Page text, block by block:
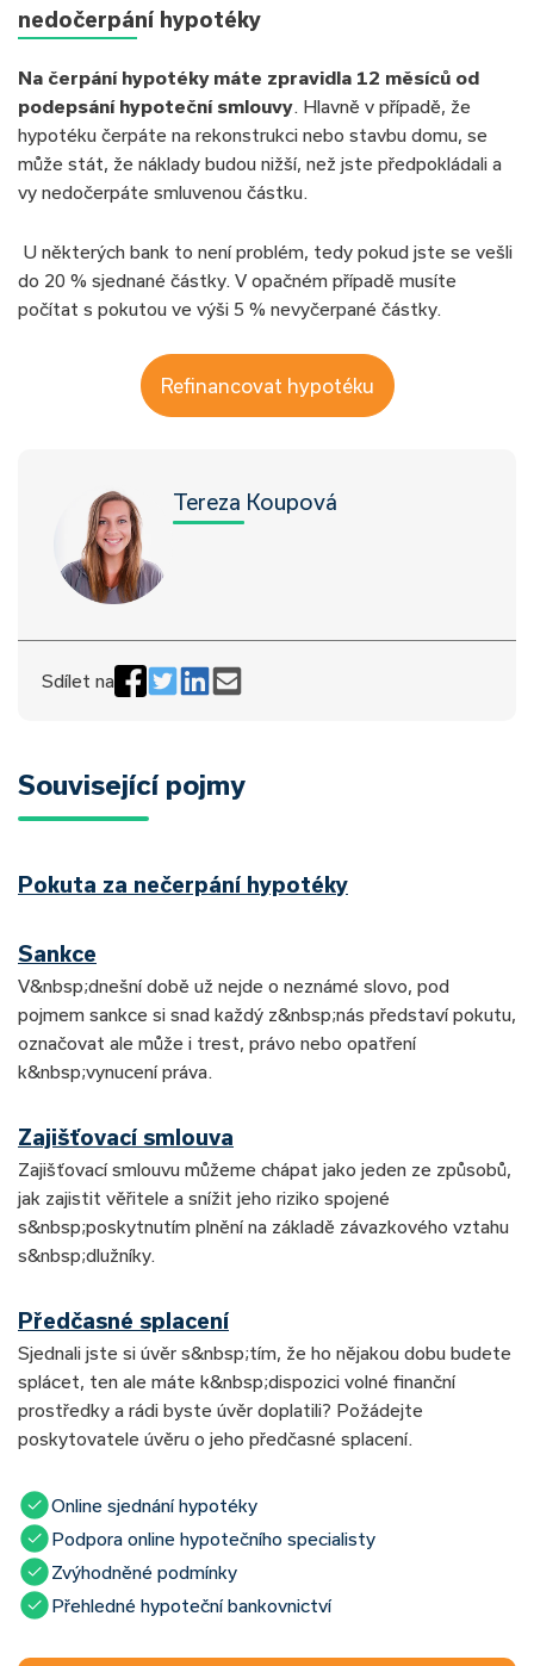
nedočerpání hypotéky
Na čerpání hypotéky máte zpravidla 12 měsíců od
podepsání hypoteční smlouvy. Hlavně v případě, že
hypotéku čerpáte na rekonstrukci nebo stavbu domu, se
může stát, že náklady budou nižší, než jste předpokládali a
vy nedočerpáte smluvenou částku.
U některých bank to není problém, tedy pokud jste se vešli
do 20 % sjednané částky. V opačném případě musíte
počítat s pokutou ve výši 5 % nevyčerpané částky.
Refinancovat hypotéku
Tereza Koupová
Sdílet na
Související pojmy
Pokuta za nečerpání hypotéky
Sankce
V&nbsp;dnešní době už nejde o neznámé slovo, pod
pojmem sankce si snad každý z&nbsp;nás představí pokutu,
označovat ale může i trest, právo nebo opatření
k&nbsp;vynucení práva.
Zajišťovací smlouva
Zajišťovací smlouvu můžeme chápat jako jeden ze způsobů,
jak zajistit věřitele a snížit jeho riziko spojené
s&nbsp;poskytnutím plnění na základě závazkového vztahu
s&nbsp;dlužníky.
Předčasné splacení
Sjednali jste si úvěr s&nbsp;tím, že ho nějakou dobu budete
splácet, ten ale máte k&nbsp;dispozici volné finanční
prostředky a rádi byste úvěr doplatili? Požádejte
poskytovatele úvěru o jeho předčasné splacení.
Online sjednání hypotéky
Podpora online hypotečního specialisty
Zvýhodněné podmínky
Přehledné hypoteční bankovnictví